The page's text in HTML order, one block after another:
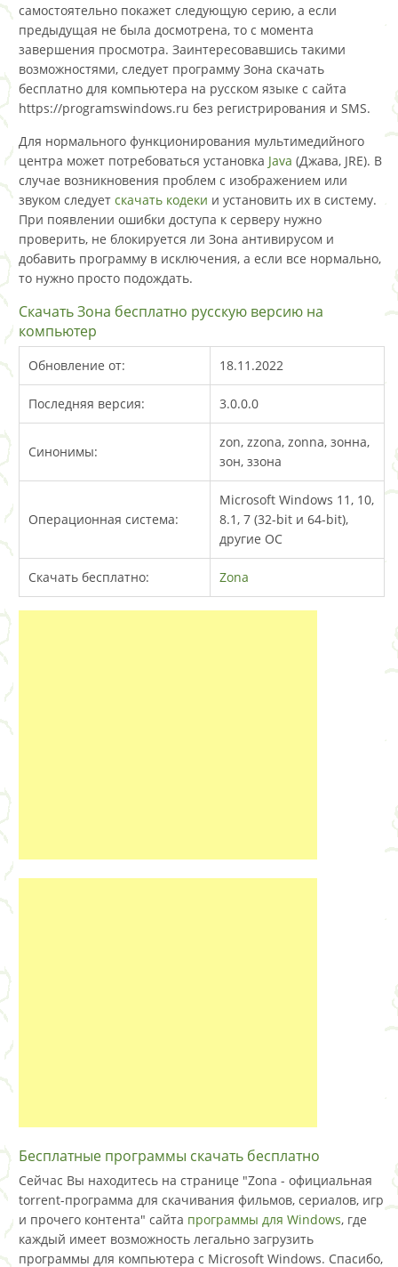
самостоятельно покажет следующую серию, а если
предыдущая не была досмотрена, то с момента
завершения просмотра. Заинтересовавшись такими
возможностями, следует программу Зона скачать
бесплатно для компьютера на русском языке с сайта
https://programswindows.ru без регистрирования и SMS.
Для нормального функционирования мультимедийного
центра может потребоваться установка Java (Джава, JRE). В
случае возникновения проблем с изображением или
звуком следует скачать кодеки и установить их в систему.
При появлении ошибки доступа к серверу нужно
проверить, не блокируется ли Зона антивирусом и
добавить программу в исключения, а если все нормально,
то нужно просто подождать.
Скачать Зона бесплатно русскую версию на
компьютер
Обновление от: 18.11.2022
Последняя версия: 3.0.0.0
Синонимы:
zon, zzona, zonna, зонна,
зон, ззона
Операционная система:
Microsoft Windows 11, 10,
8.1, 7 (32-bit и 64-bit),
другие ОС
Скачать бесплатно: Zona
Бесплатные программы скачать бесплатно
Сейчас Вы находитесь на странице "Zona - официальная
torrent-программа для скачивания фильмов, сериалов, игр
и прочего контента" сайта программы для Windows, где
каждый имеет возможность легально загрузить
программы для компьютера с Microsoft Windows. Спасибо,